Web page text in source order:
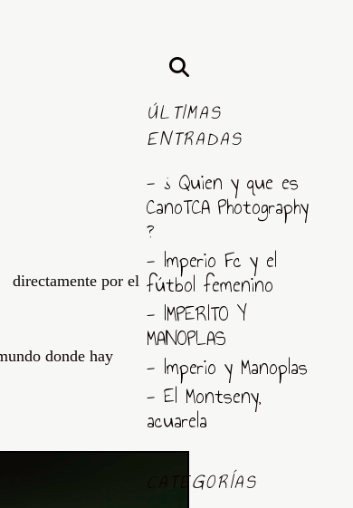
por el
donde hay
ÚLTIMAS
ENTRADAS
- ¿ Quien y que es
CanoTCA Photography
?
- Imperio Fc y el
fútbol femenino
- IMPERITO Y
MANOPLAS
- Imperio y Manoplas
- El Montseny,
acuarela
CATEGORÍAS